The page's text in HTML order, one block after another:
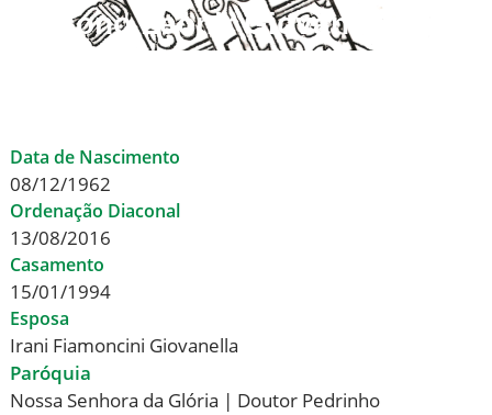
Diácono Leonir Giovanella
Data de Nascimento
08/12/1962
Ordenação Diaconal
13/08/2016
Casamento
15/01/1994
Esposa
Irani Fiamoncini Giovanella
Paróquia
Nossa Senhora da Glória | Doutor Pedrinho